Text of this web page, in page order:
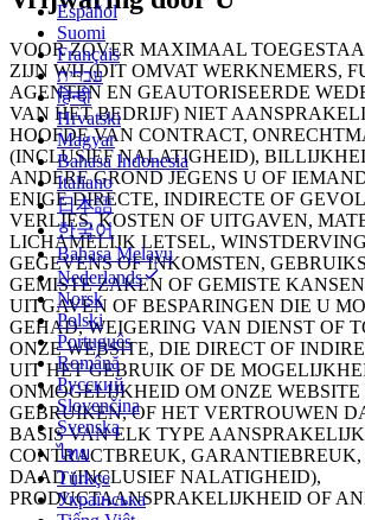
Español
Suomi
Français
עברית
हिन्दी
Hrvatski
Magyar
Bahasa Indonesia
Italiano
日本語
한국어
Bahasa Melayu
Nederlands
Norsk
Polski
Português
Română
Русский
Slovenčina
Svenska
ไทย
Türkçe
Українська
VOOR ZOVER MAXIMAAL
ZIJN WIJ (DIT OMVAT WERKNEMERS,
AGENTEN EN GEAUTORISEERDE
VAN HET BEDRIJF) NIET
HOOFDE VAN CONTRACT,
(INCLUSIEF NALATIGHEID),
ANDERE GROND JEGENS U OF
ENIGE DIRECTE, INDIRECTE OF
VERLIES, KOSTEN OF UITGAVEN,
LICHAMELIJK LETSEL,
GEGEVENS OF INKOMSTEN,
GEMISTE ZAKEN OF GEMISTE
UITGAVEN OF BESPARINGEN DIE U
GEHAD, WEIGERING VAN DIENST OF
ONZE WEBSITE, DIE DIRECT OF
UIT HET GEBRUIK OF DE
ONMOGELIJKHEID OM ONZE WEBSITE
GEBRUIKEN, OF HET VERTROUWEN
BASIS VAN ELK TYPE
CONTRACTBREUK,
DAAD (INCLUSIEF NALATIGHEID),
PRODUCTAANSPRAKELIJKHEID OF